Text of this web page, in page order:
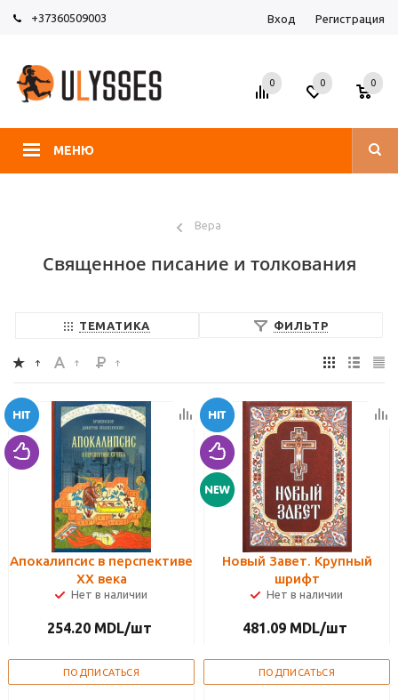
+37360509003 Вход Регистрация
МЕНЮ
0 0 0
Вера
Священное писание и толкования
ТЕМАТИКА ФИЛЬТР
Апокалипсис в перспективе
ХХ века
Нет в наличии
254.20 MDL/шт
ПОДПИСАТЬСЯ
Новый Завет. Крупный
шрифт
Нет в наличии
481.09 MDL/шт
ПОДПИСАТЬСЯ